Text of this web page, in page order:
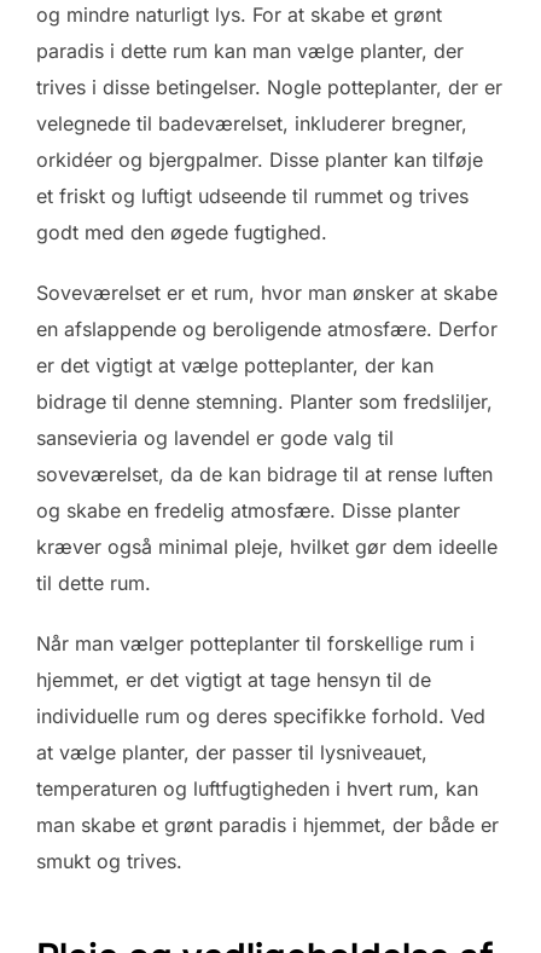
og mindre naturligt lys. For at skabe et grønt
paradis i dette rum kan man vælge planter, der
trives i disse betingelser. Nogle potteplanter, der er
velegnede til badeværelset, inkluderer bregner,
orkidéer og bjergpalmer. Disse planter kan tilføje
et friskt og luftigt udseende til rummet og trives
godt med den øgede fugtighed.
Soveværelset er et rum, hvor man ønsker at skabe
en afslappende og beroligende atmosfære. Derfor
er det vigtigt at vælge potteplanter, der kan
bidrage til denne stemning. Planter som fredsliljer,
sansevieria og lavendel er gode valg til
soveværelset, da de kan bidrage til at rense luften
og skabe en fredelig atmosfære. Disse planter
kræver også minimal pleje, hvilket gør dem ideelle
til dette rum.
Når man vælger potteplanter til forskellige rum i
hjemmet, er det vigtigt at tage hensyn til de
individuelle rum og deres specifikke forhold. Ved
at vælge planter, der passer til lysniveauet,
temperaturen og luftfugtigheden i hvert rum, kan
man skabe et grønt paradis i hjemmet, der både er
smukt og trives.